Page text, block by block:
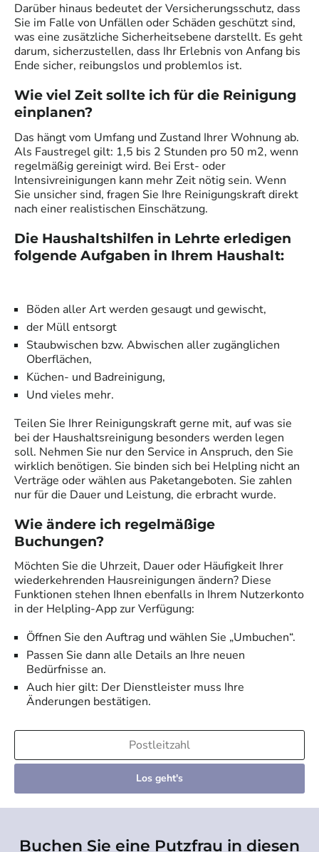
Darüber hinaus bedeutet der Versicherungsschutz, dass
Sie im Falle von Unfällen oder Schäden geschützt sind,
was eine zusätzliche Sicherheitsebene darstellt. Es geht
darum, sicherzustellen, dass Ihr Erlebnis von Anfang bis
Ende sicher, reibungslos und problemlos ist.
Wie viel Zeit sollte ich für die Reinigung
einplanen?
Das hängt vom Umfang und Zustand Ihrer Wohnung ab.
Als Faustregel gilt: 1,5 bis 2 Stunden pro 50 m2, wenn
regelmäßig gereinigt wird. Bei Erst- oder
Intensivreinigungen kann mehr Zeit nötig sein. Wenn
Sie unsicher sind, fragen Sie Ihre Reinigungskraft direkt
nach einer realistischen Einschätzung.
Die Haushaltshilfen in Lehrte erledigen
folgende Aufgaben in Ihrem Haushalt:
Böden aller Art werden gesaugt und gewischt,
der Müll entsorgt
Staubwischen bzw. Abwischen aller zugänglichen
Oberflächen,
Küchen- und Badreinigung,
Und vieles mehr.
Teilen Sie Ihrer Reinigungskraftgerne mit, auf was sie
bei der Haushaltsreinigung besonders werden legen
soll. Nehmen Sie nur den Service in Anspruch, den Sie
wirklich benötigen. Sie binden sich bei Helpling nicht an
Verträge oder wählen aus Paketangeboten. Sie zahlen
nur für die Dauer und Leistung, die erbracht wurde.
Wie ändere ich regelmäßige
Buchungen?
Möchten Sie die Uhrzeit, Dauer oder Häufigkeit Ihrer
wiederkehrenden Hausreinigungen ändern? Diese
Funktionen stehen Ihnen ebenfalls in Ihrem Nutzerkonto
in der Helpling-App zur Verfügung:
Öffnen Sie den Auftrag und wählen Sie „Umbuchen“.
Passen Sie dann alle Details an Ihre neuen
Bedürfnisse an.
Auch hier gilt: Der Dienstleister muss Ihre
Änderungen bestätigen.
Los geht's
Buchen Sie eine Putzfrau in diesen